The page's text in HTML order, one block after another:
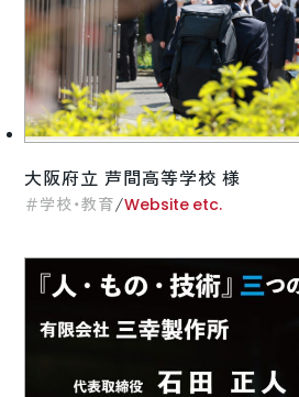
大阪府立 芦間高等学校 様
学校・教育 /Website etc.